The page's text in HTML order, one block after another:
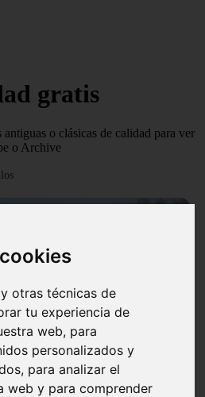
otras técnicas de
tu experiencia de
web, para
personalizados y
para analizar el
web y para comprender
gratis
o clásicas de calidad para ver
o Archive
Explicado